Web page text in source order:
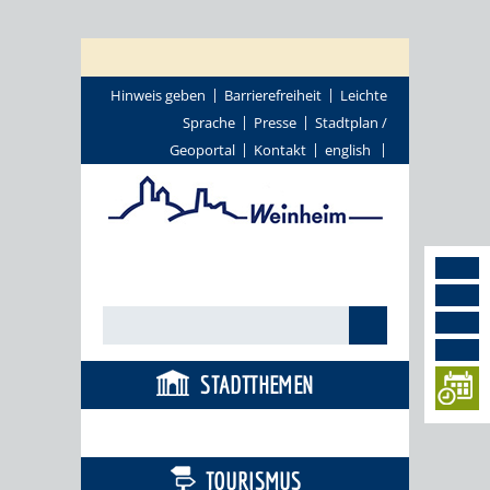
Hinweis geben Barrierefreiheit
Leichte
Sprache
Presse
Stadtplan /
Geoportal
Kontakt english
STADTTHEMEN
TOURISMUS